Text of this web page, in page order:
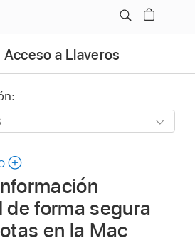
a Llaveros
forma segura
en la Mac